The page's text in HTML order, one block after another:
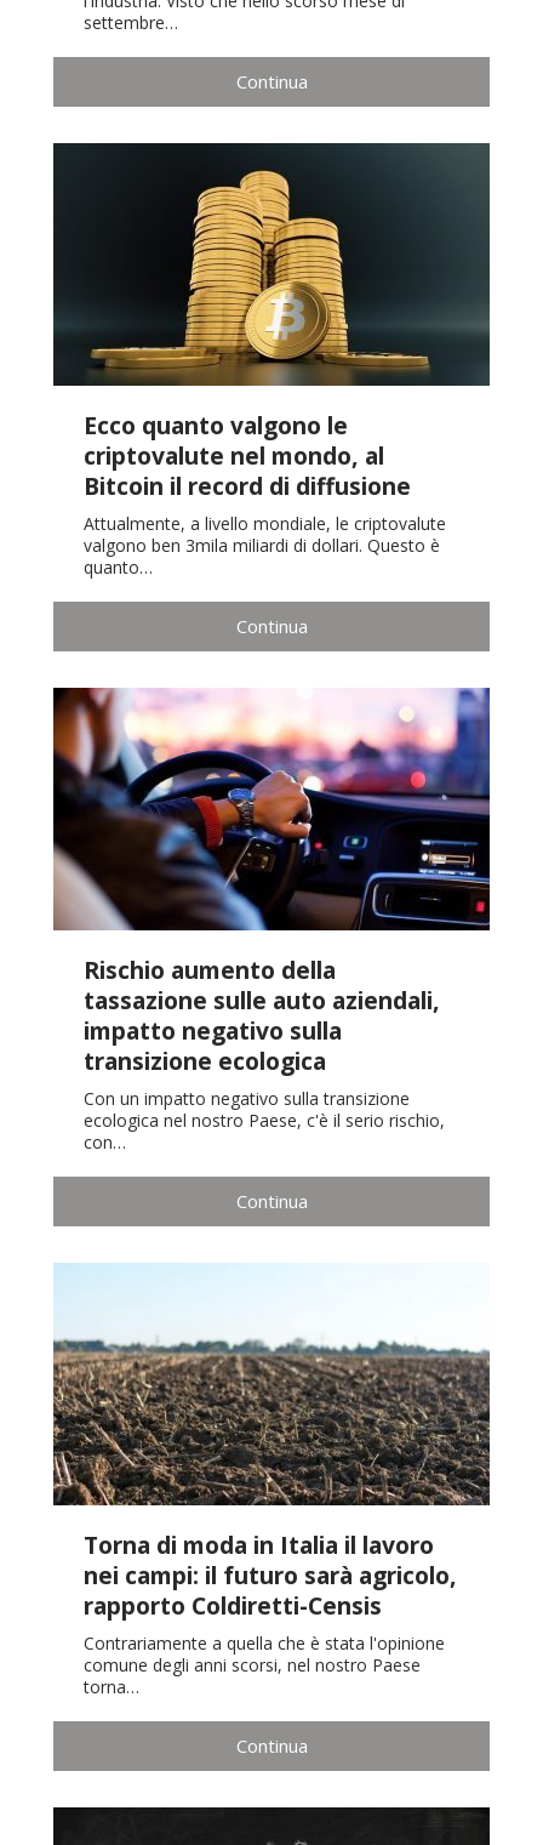
settembre…
Continua
Ecco quanto valgono le
criptovalute nel mondo, al
Bitcoin il record di diffusione
Attualmente, a livello mondiale, le criptovalute
valgono ben 3mila miliardi di dollari. Questo è
quanto…
Continua
Rischio aumento della
tassazione sulle auto aziendali,
impatto negativo sulla
transizione ecologica
Con un impatto negativo sulla transizione
ecologica nel nostro Paese, c'è il serio rischio,
con…
Continua
Torna di moda in Italia il lavoro
nei campi: il futuro sarà agricolo,
rapporto Coldiretti-Censis
Contrariamente a quella che è stata l'opinione
comune degli anni scorsi, nel nostro Paese
torna…
Continua